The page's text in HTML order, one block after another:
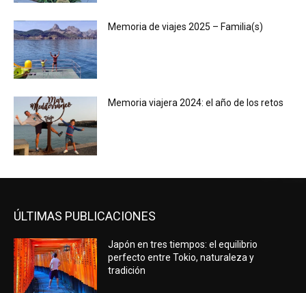
Memoria de viajes 2025 – Familia(s)
Memoria viajera 2024: el año de los retos
ÚLTIMAS PUBLICACIONES
Japón en tres tiempos: el equilibrio
perfecto entre Tokio, naturaleza y
tradición